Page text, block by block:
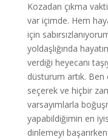
Kozadan çıkma
var içimde. Hem
için
yoldaşlığında
verdiği heyecanı
düsturum artık.
seçerek ve hiçbir
varsayımlarla
yapabildiğimin en
dinlemeyi